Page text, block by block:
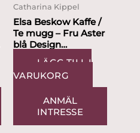
Catharina Kippel
Elsa Beskow Kaffe /
Te mugg – Fru Aster
blå Design
Catharina Kippel
LÄGG TILL I
VARUKORG
ANMÄL
INTRESSE